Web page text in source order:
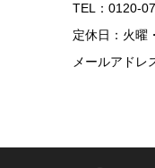
TEL：0120-
定休日：火曜
メールアドレ